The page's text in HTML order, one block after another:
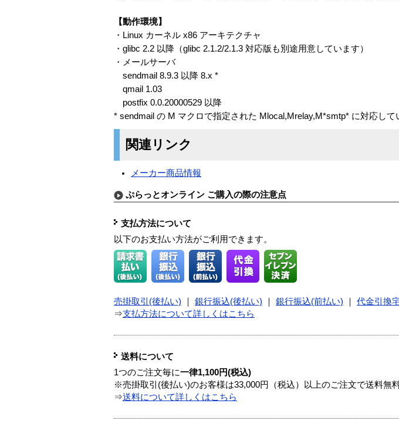
【動作環境】
・Linux カーネル x86 アーキテクチャ
・glibc 2.2 以降（glibc 2.1.2/2.1.3 対応版も別途用意しています）
・メールサーバ
sendmail 8.9.3 以降 8.x *
qmail 1.03
postfix 0.0.20000529 以降
* sendmail の M マクロで指定された Mlocal,Mrelay,M*smtp* に対応して
関連リンク
メーカー商品情報
ぷらっとオンライン ご購入の際の注意点
支払方法について
以下のお支払い方法がご利用できます。
売掛取引(後払い) 銀行振込(後払い) 銀行振込(前払い) 代金引換
⇒支払方法について詳しくはこちら
送料について
1つのご注文毎に一律1,100円(税込)
※売掛取引(後払い)のお客様は33,000円（税込）以上のご注文で送料無料
⇒送料について詳しくはこちら